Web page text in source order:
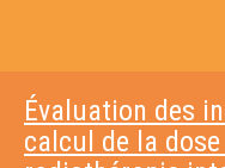
Évaluation des
calcul de la